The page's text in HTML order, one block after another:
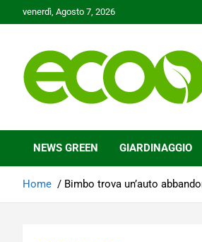
to
venerdì, Agosto 7, 2026
Ecoo.it
NEWS GREEN GIARDINAGGIO
Home Bimbo trova un’auto